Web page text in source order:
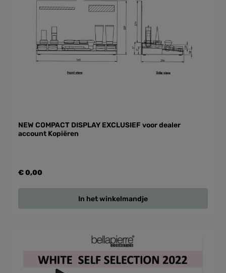
NEW COMPACT DISPLAY EXCLUSIEF voor dealer
account Kopiëren
€ 0,00
In het winkelmandje